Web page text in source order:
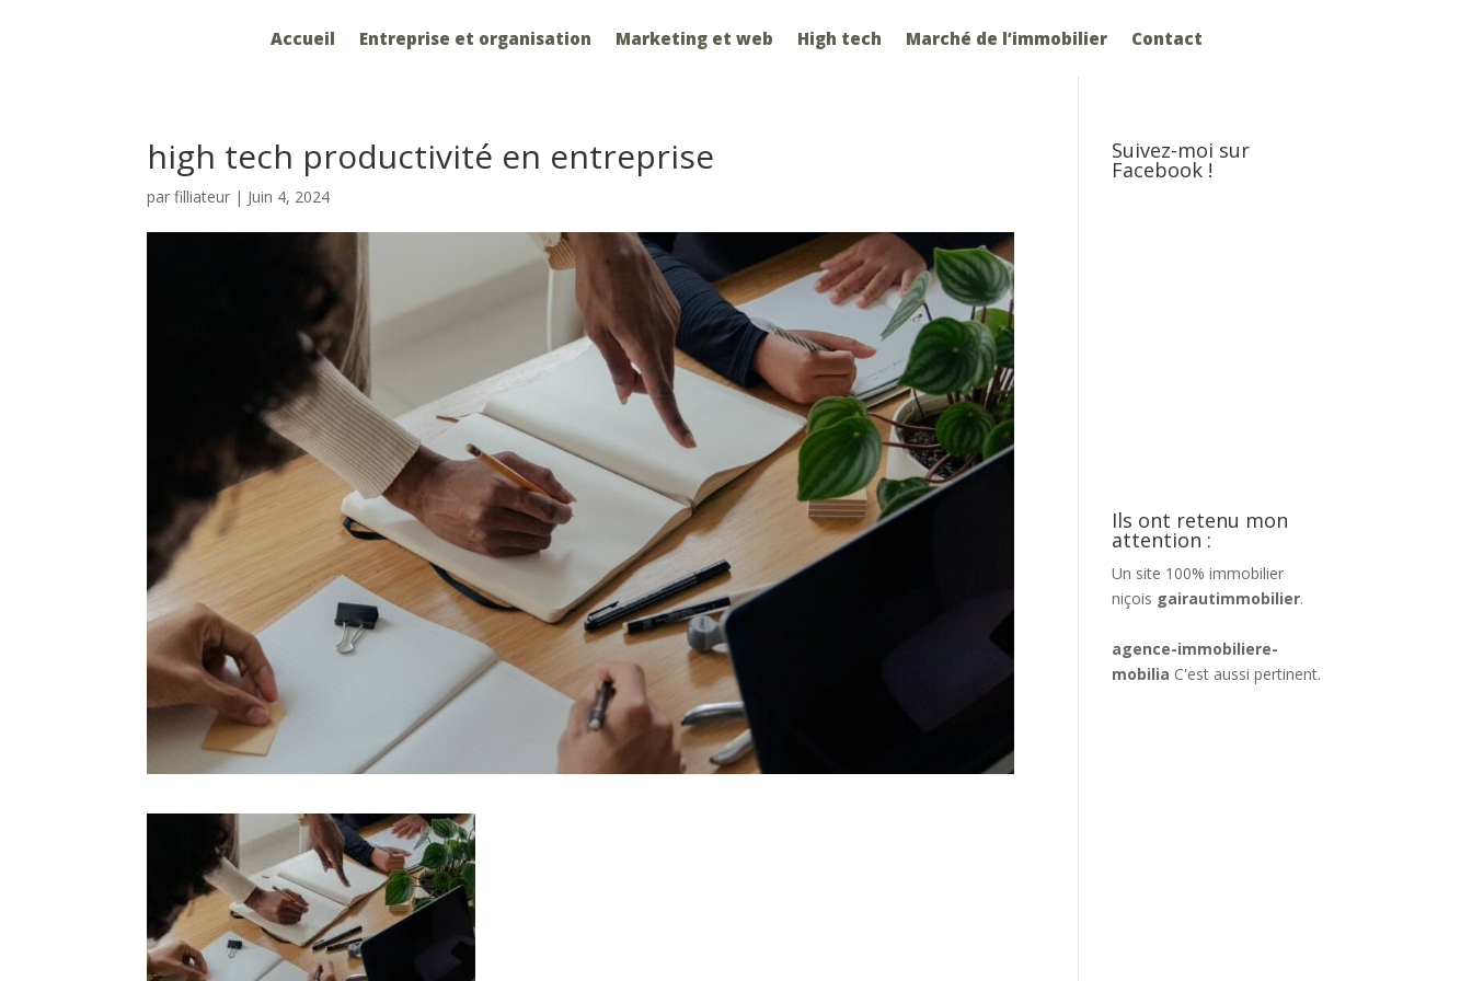
Accueil Entreprise et organisation Marketing et web High tech Marché de l’immobilier Contact
high tech productivité en entreprise
parfilliateur | Juin 4, 2024
Suivez-moi sur
Facebook !
Ils ont retenu mon
attention :
Un site 100% immobilier
niçois gairautimmobilier.
agence-immobiliere-
mobilia C'est aussi pertinent.